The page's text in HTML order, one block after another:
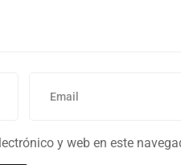
y web en este